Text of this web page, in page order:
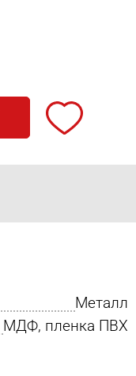
Металл
МДФ, пленка ПВХ